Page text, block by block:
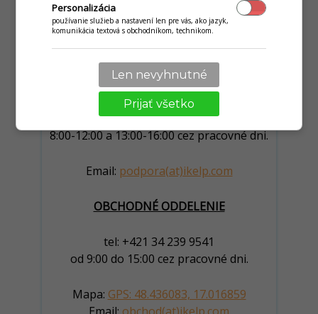
IBAN:SK4483300000002001208435
SWIFT:FIOBCZPP
TECHNICKÉ ODDELENIE
tel: +421 34 239 9544
8:00-12:00 a 13:00-16:00 cez pracovné dni.
Email: podpora(at)ikelp.com
OBCHODNÉ ODDELENIE
tel: +421 34 239 9541
od 9:00 do 15:00 cez pracovné dni.
Mapa: GPS: 48.436083, 17.016859
Personalizácia
používanie služieb a nastavení len pre vás, ako jazyk,
komunikácia textová s obchodníkom, technikom.
Len nevyhnutné
Prijať všetko